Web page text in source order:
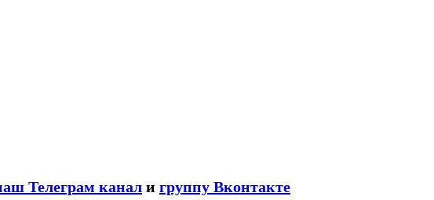
Телеграм канал и группу Вконтакте